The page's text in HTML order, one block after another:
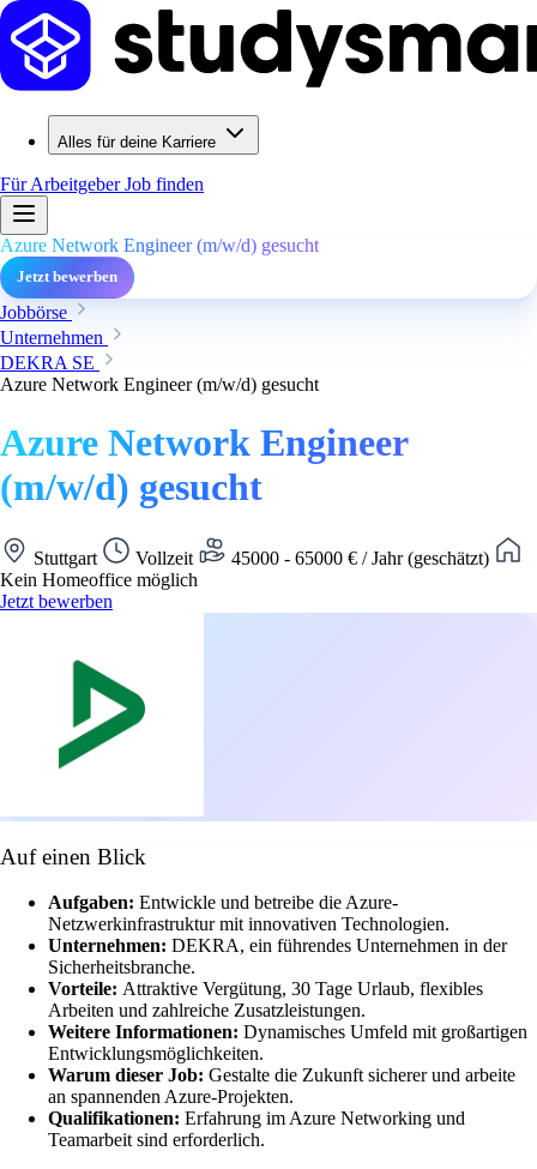
Alles für deine Karriere
Für ArbeitgeberJob finden
Azure Network Engineer (m/w/d) gesucht
Jetzt bewerben
Jobbörse
Unternehmen
DEKRA SE
Azure Network Engineer (m/w/d) gesucht
Azure Network Engineer
(m/w/d) gesucht
Stuttgart Vollzeit
45000 - 65000 € / Jahr (geschätzt)
Kein Homeoffice möglich
Jetzt bewerben
Auf einen Blick
Aufgaben: Entwickle und betreibe die Azure-
Netzwerkinfrastruktur mit innovativen Technologien.
Unternehmen: DEKRA, ein führendes Unternehmen in der
Sicherheitsbranche.
Vorteile: Attraktive Vergütung, 30 Tage Urlaub, flexibles
Arbeiten und zahlreiche Zusatzleistungen.
Weitere Informationen: Dynamisches Umfeld mit großartigen
Entwicklungsmöglichkeiten.
Warum dieser Job: Gestalte die Zukunft sicherer und arbeite
an spannenden Azure-Projekten.
Qualifikationen: Erfahrung im Azure Networking und
Teamarbeit sind erforderlich.